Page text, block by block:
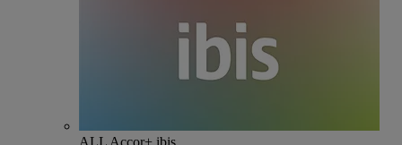
ALL Accor+ ibis